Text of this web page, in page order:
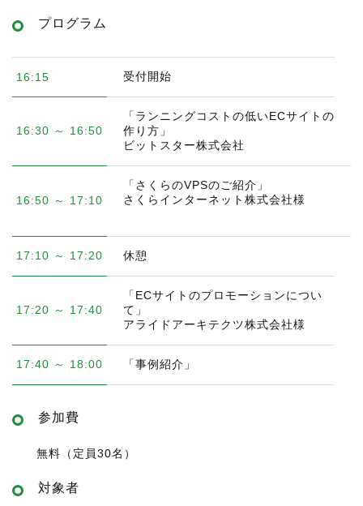
プログラム
16:15 受付開始
16:30 ～ 16:50
「ランニングコストの低いECサイトの
作り方」
ビットスター株式会社
16:50 ～ 17:10
「さくらのVPSのご紹介」
さくらインターネット株式会社様
17:10 ～ 17:20 休憩
17:20 ～ 17:40
「ECサイトのプロモーションについ
て」
アライドアーキテクツ株式会社様
17:40 ～ 18:00 「事例紹介」
参加費
無料（定員30名）
対象者